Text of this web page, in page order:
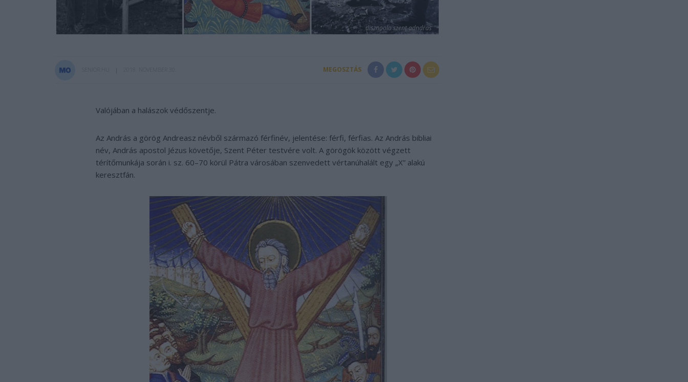
disznoolo szent adndras
MEGOSZTÁS
Valójában a halászok védőszentje.
Az András a görög Andreasz névből származó férfinév, jelentése: férfi, férfias. Az András bibliai
név, András apostol Jézus követője, Szent Péter testvére volt. A görögök között végzett
térítőmunkája során i. sz. 60–70 körül Pátra városában szenvedett vértanúhalált egy „X” alakú
keresztfán.